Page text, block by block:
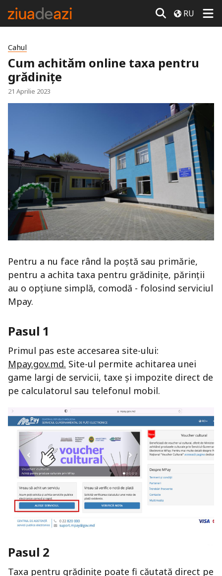
RU
Cahul
Cum achităm online taxa pentru
grădinițe
21 Aprilie 2023
Pentru a nu face rând la poștă sau primărie,
pentru a achita taxa pentru grădinițe, părinții
au o opțiune simplă, comodă - folosind serviciul
Mpay.
Pasul 1
Primul pas este accesarea site-ului:
Mpay.gov.md. Site-ul permite achitarea unei
game largi de servicii, taxe și impozite direct de
pe calculatorul sau telefonul mobil.
Pasul 2
Taxa pentru grădinițe poate fi căutată direct pe